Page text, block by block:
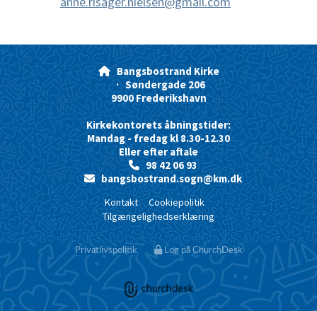
Bangsbostrand Kirke
· Søndergade 206
9900 Frederikshavn
Kirkekontorets åbningstider:
Mandag - fredag kl 8.30-12.30
Eller efter aftale
98 42 06 93
bangsbostrand.sogn@km.dk
Kontakt
Cookiepolitik
Tilgængelighedserklæring
Privatlivspolitik Log på ChurchDesk